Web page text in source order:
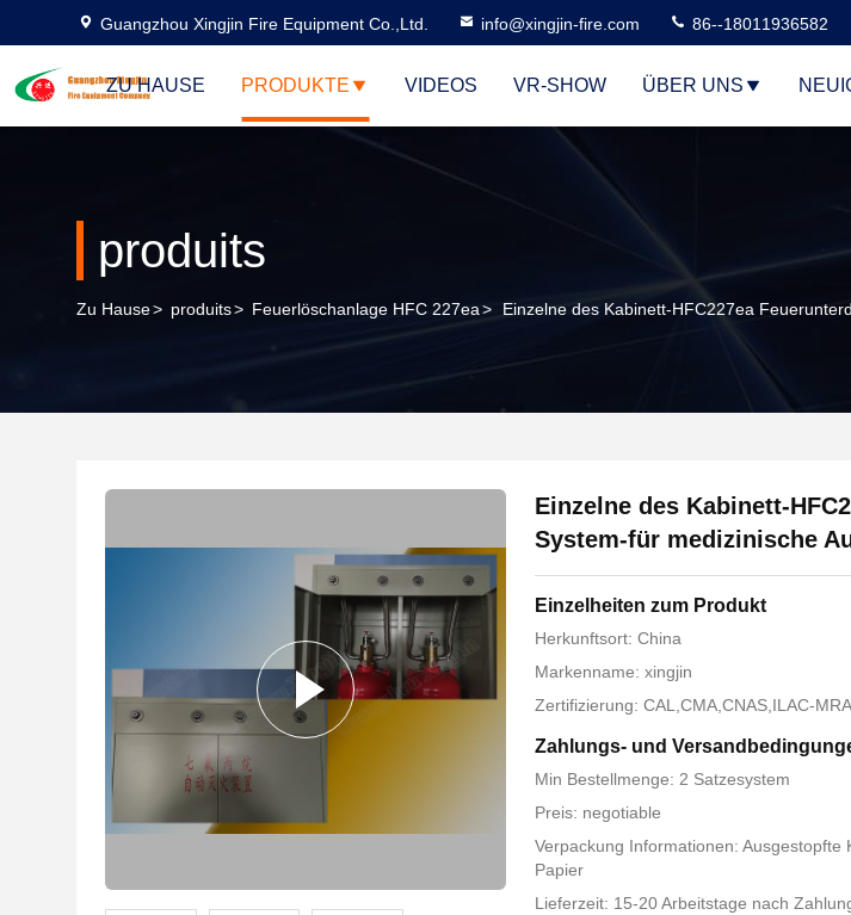
Guangzhou Xingjin Fire Equipment Co.,Ltd. info@xingjin-fire.com 86--18011936582
ZU HAUSE PRODUKTE VIDEOS VR-SHOW ÜBER UNS
produits
Zu Hause> produits> Feuerlöschanlage HFC 227ea> Einzelne des Kabinett-HFC227ea
Einzelne des Kabinett-
System-für medizinische
Einzelheiten zum Produkt
Herkunftsort: China
Markenname: xingjin
Zertifizierung: CAL,CMA,CNAS,ILAC-
Zahlungs- und
Min Bestellmenge: 2 Satzesystem
Preis: negotiable
Verpackung Informationen:
Papier
Lieferzeit: 15-20 Arbeitstage nach